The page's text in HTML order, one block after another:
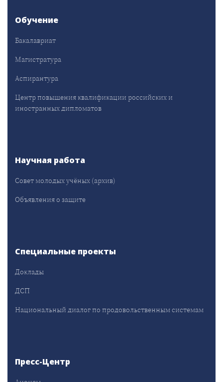
Обучение
Бакалавриат
Магистратура
Аспирантура
Центр повышения квалификации российских и
иностранных дипломатов
Научная работа
Совет молодых учёных (архив)
Объявления о защите
Специальные проекты
Доклады
ДСП
Национальный диалог по продовольственным системам
Пресс-Центр